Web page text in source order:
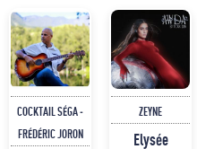
COCKTAIL SÉGA -
FRÉDÉRIC JORON
ZEYNE
Elysée